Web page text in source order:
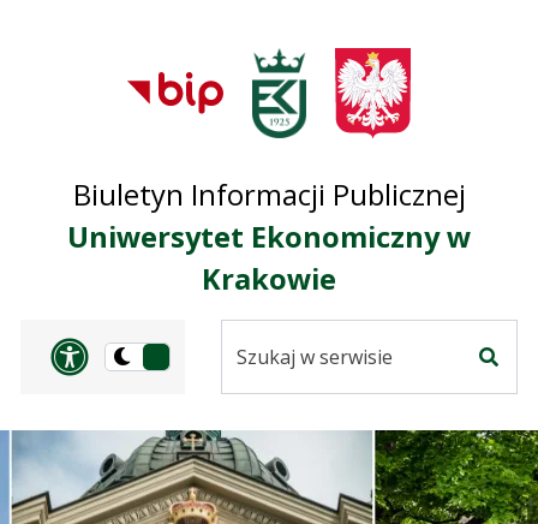
Przejdź do
głównego menu
Przejdź do treści
Przejdź do mapy
serwisu
Biuletyn Informacji Publicznej
Uniwersytet Ekonomiczny w
Krakowie
Panel dostosowania
Przełącz
ciemną
serwisie